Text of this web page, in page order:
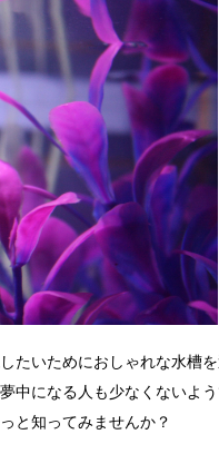
たいためにおしゃれな水槽
中になる人も少なくないよ
と知ってみませんか？